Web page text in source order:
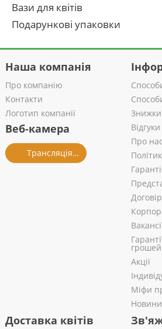
Вази для квітів
Подарункові упаковки
Наша компанія
Про компанію
Контакти
Логотип компанії
Веб-камера
Трансляція із салону
Знижки
Відгуки
Про нас
грошей
Акції
Міфи
Новини
Доставка квітів